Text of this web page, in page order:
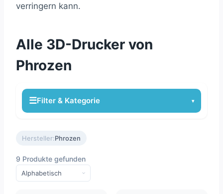
verringern kann.
Alle 3D-Drucker von
Phrozen
☰Filter & Kategorie ▾
Hersteller:Phrozen
9 Produkte gefunden